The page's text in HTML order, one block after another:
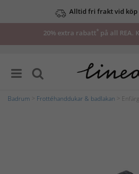
Alltid fri frakt vid köp
20% extra rabatt*på all REA.
Badrum Frottéhanddukar & badlakan >